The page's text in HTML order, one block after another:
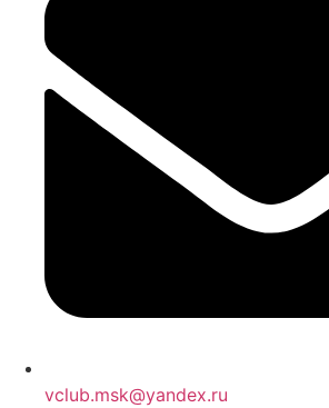
Ремонт системы охлаждения
Ремонт радиатора охлаждения Вольво
Ремонт предпускового
Ремонт масляного насоса Volvo
Ремонт инжектора автомобиля Вольво
Ремонт и чистка форсунок
Ремонт блока цилиндров двигателя
Промывка систем автомобиля Volvo
vclub.msk@yandex.ru